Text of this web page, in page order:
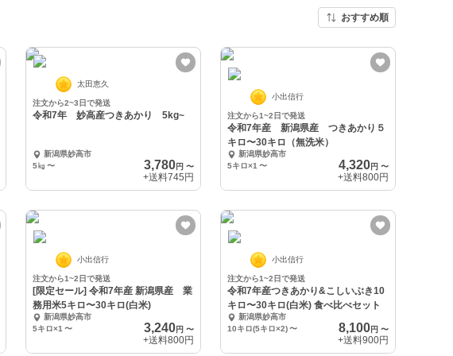
おすすめ順
太田恵久
注文から2~3日で発送
令和7年 妙高産つきあかり 5kg~
新潟県妙高市
5㎏ 〜 3,780円〜
+送料745円
小出信行
注文から1~2日で発送
令和7年産 新潟県産 つきあかり５
キロ〜30キロ（無洗米）
新潟県妙高市
5キロ×1 〜 4,320円 〜
+送料800円
小出信行
注文から1~2日で発送
[限定セール] 令和7年産 新潟県産 業
務用米5キロ〜30キロ(白米)
新潟県妙高市
5キロ×1 〜 3,240円〜
+送料800円
小出信行
注文から1~2日で発送
令和7年産つきあかり&こしいぶき10
キロ〜30キロ(白米) 食べ比べセット
新潟県妙高市
10キロ(5キロ×2)〜 8,100円 〜
+送料900円